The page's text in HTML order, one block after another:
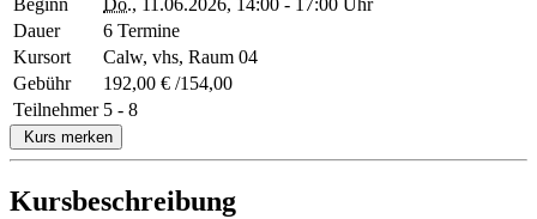
Beginn
Do., 11.06.2026, 14:00 - 17:00 Uhr
Dauer
6 Termine
Kursort
Calw, vhs, Raum 04
Gebühr
192,00 € /154,00
Teilnehmer 5 - 8
Kurs merken
Kursbeschreibung